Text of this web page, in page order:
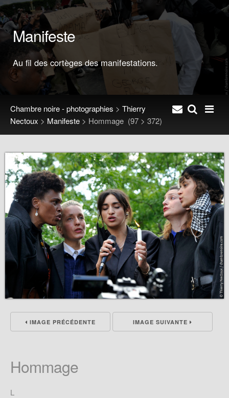
Manifeste
Au fil des cortèges des manifestations.
Chambre noire - photographies > Thierry
Nectoux > Manifeste > Hommage (97 > 372)
IMAGE PRÉCÉDENTE IMAGE SUIVANTE
Hommage
L